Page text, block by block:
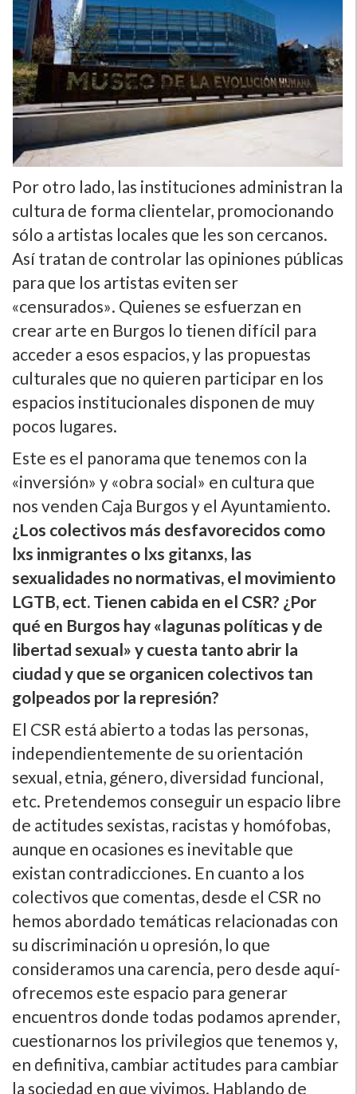
Por otro lado, las instituciones administran la
cultura de forma clientelar, promocionando
sólo a artistas locales que les son cercanos.
Así­ tratan de controlar las opiniones públicas
para que los artistas eviten ser
«censurados». Quienes se esfuerzan en
crear arte en Burgos lo tienen difí­cil para
acceder a esos espacios, y las propuestas
culturales que no quieren participar en los
espacios institucionales disponen de muy
pocos lugares.
Este es el panorama que tenemos con la
«inversión» y «obra social» en cultura que
nos venden Caja Burgos y el Ayuntamiento.
¿Los colectivos más desfavorecidos como
lxs inmigrantes o lxs gitanxs, las
sexualidades no normativas, el movimiento
LGTB, ect. Tienen cabida en el CSR? ¿Por
qué en Burgos hay «lagunas polí­ticas y de
libertad sexual» y cuesta tanto abrir la
ciudad y que se organicen colectivos tan
golpeados por la represión?
El CSR está abierto a todas las personas,
independientemente de su orientación
sexual, etnia, género, diversidad funcional,
etc. Pretendemos conseguir un espacio libre
de actitudes sexistas, racistas y homófobas,
aunque en ocasiones es inevitable que
existan contradicciones. En cuanto a los
colectivos que comentas, desde el CSR no
hemos abordado temáticas relacionadas con
su discriminación u opresión, lo que
consideramos una carencia, pero desde aquí­
ofrecemos este espacio para generar
encuentros donde todas podamos aprender,
cuestionarnos los privilegios que tenemos y,
en definitiva, cambiar actitudes para cambiar
la sociedad en que vivimos. Hablando de